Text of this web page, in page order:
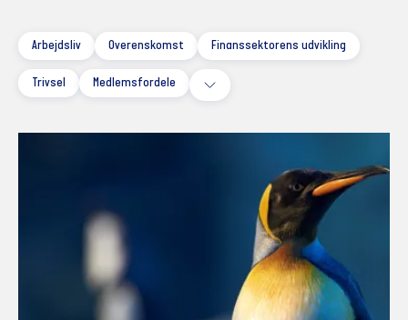
Arbejdsliv Overenskomst Finanssektorens udvikling
Trivsel Medlemsfordele